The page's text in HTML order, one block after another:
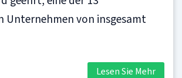
Unternehmen von insgesamt
Lesen Sie Mehr